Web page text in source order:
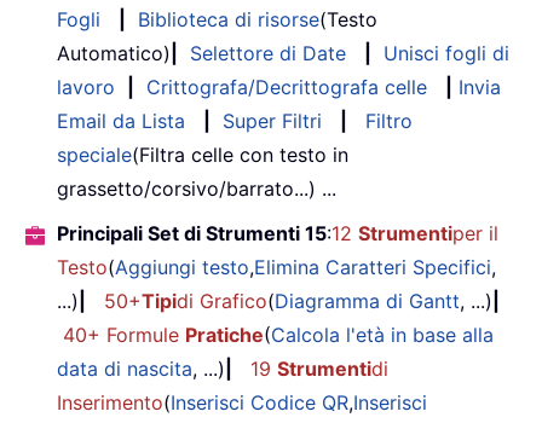
Fogli
Biblioteca di risorse(Testo
Automatico)
Selettore di Date
Unisci fogli di
lavoro
Crittografa/Decrittografa celle
Invia
Email da Lista
Super Filtri
Filtro
speciale(Filtra celle con testo in
grassetto/corsivo/barrato...) ...
Principali Set di Strumenti 15:12 Strumentiper il
Testo(Aggiungi testo,Elimina Caratteri Specifici,
...)
50+Tipidi Grafico(Diagramma di Gantt, ...)
40+ Formule Pratiche(Calcola l'età in base alla
data di nascita, ...) 19 Strumentidi
Inserimento(Inserisci Codice QR,Inserisci